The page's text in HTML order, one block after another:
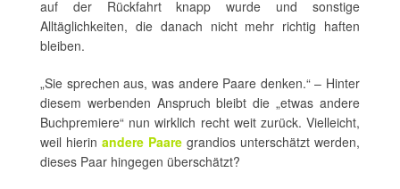
auf der Rückfahrt knapp wurde und sonstige
Alltäglichkeiten, die danach nicht mehr richtig haften
bleiben.
„Sie sprechen aus, was andere Paare denken.“ – Hinter
diesem werbenden Anspruch bleibt die „etwas andere
Buchpremiere“ nun wirklich recht weit zurück. Vielleicht,
weil hierin andere Paare grandios unterschätzt werden,
dieses Paar hingegen überschätzt?